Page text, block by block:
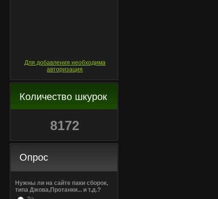
Для добавления необходима
авторизация
Количество шкурок
8172
Опрос
Нужны ли на сайте паки сборок,
типа Джова,Протанки... и т.д.?